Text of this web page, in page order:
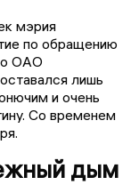
мэрия
по обращению
ОАО
лишь
и очень
Со временем
дым